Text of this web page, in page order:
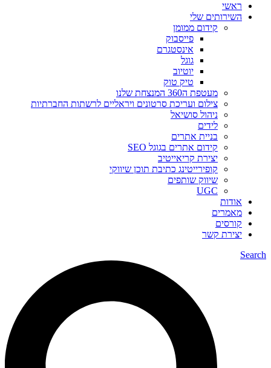
ראשי
השירותים שלי
קידום ממומן
פייסבוק
אינסטגרם
גוגל
יוטיוב
טיק טוק
מעטפת ה360 המנצחת שלנו
צילום ועריכת סרטונים ויראליים לרשתות החברתיות
ניהול סושיאל
לידים
בניית אתרים
קידום אתרים בגוגל SEO
יצירת קריאייטיב
קופירייטינג כתיבת תוכן שיווקי
שיווק שותפים
UGC
אודות
מאמרים
קורסים
יצירת קשר
Search